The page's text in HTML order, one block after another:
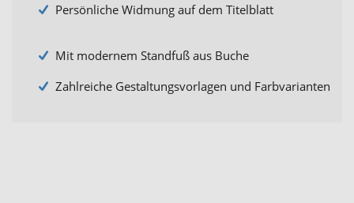
Persönliche Widmung auf dem Titelblatt
Mit modernem Standfuß aus Buche
Zahlreiche Gestaltungsvorlagen und Farbvarianten